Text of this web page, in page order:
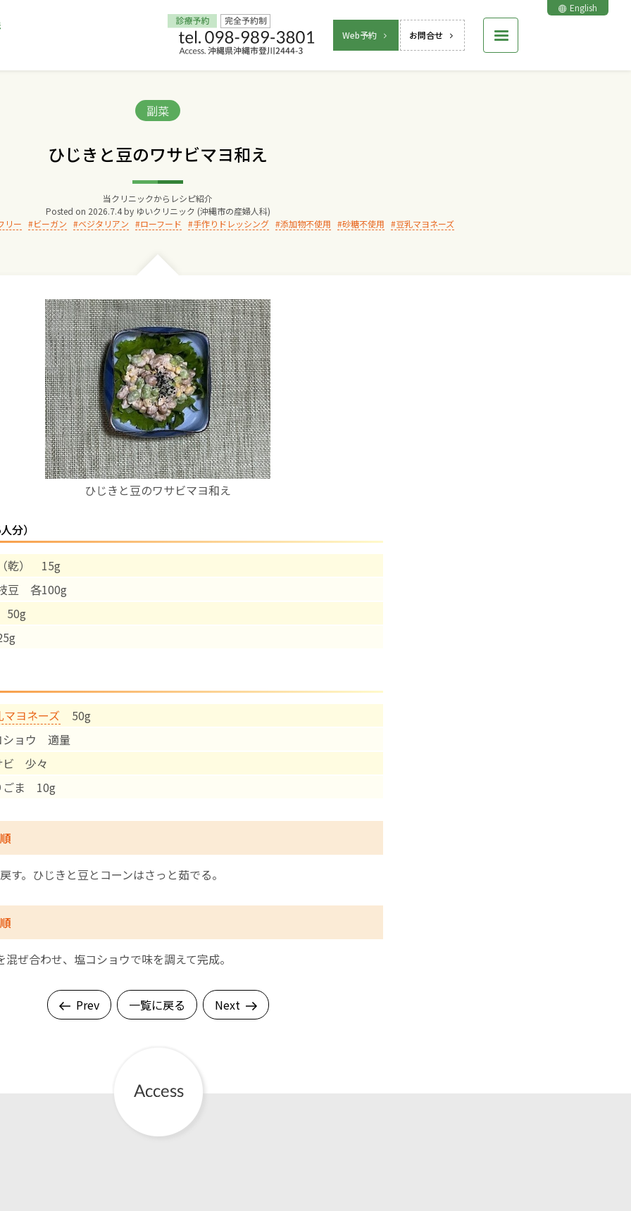
Web予約 お問合せ
English
Categories:
副菜
ひじきと豆のワサビマヨ和え
当クリニックからレシピ紹介
Posted on 2026.7.4 by ゆいクリニック (沖縄市の産婦人科)
リー ビーガン ベジタリアン ローフード 手作りドレッシング 添加物不使用 砂糖不使用 豆乳マヨネーズ
ひじきと豆のワサビマヨ和え
分）
乾） 15g
豆 各100g
50g
マヨネーズ 50g
ショウ 適量
ビ 少々
ごま 10g
す。ひじきと豆とコーンはさっと茹でる。
ぜ合わせ、塩コショウで味を調えて完成。
Prev 一覧に戻る Next
Home
院長からのごあいさつ
ゆいクリニックの経営理念
診療料金
妊婦健診
お産について
親と子の結びつき支援
母乳育児
予防接種
‘さんルーム’ でさまざまな講座・クラス
遠方にお住まいで当院での出産を希望される方へ
医師プロフィール